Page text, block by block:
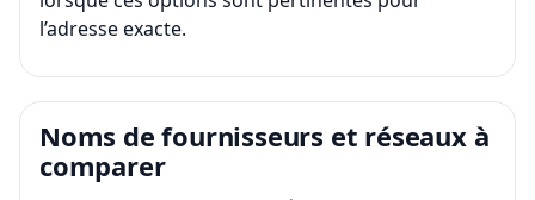
l’adresse exacte.
Noms de fournisseurs et réseaux à
comparer